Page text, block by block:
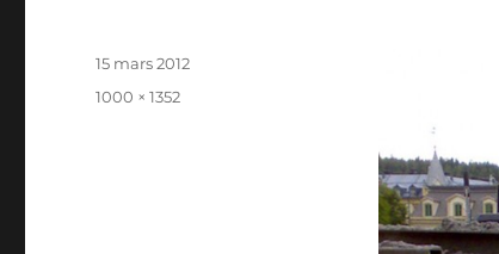
Publicerat
15 mars 2012
Full
1000 × 1352